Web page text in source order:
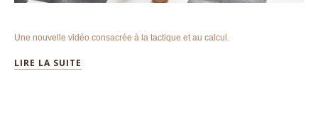
Une nouvelle vidéo consacrée à la tactique et au calcul.
LIRE LA SUITE